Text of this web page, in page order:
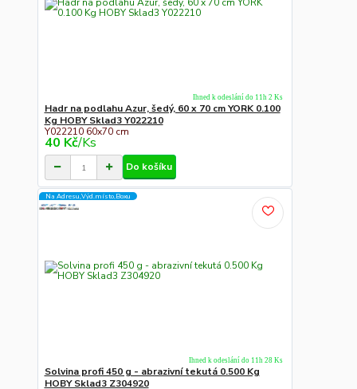
Hadr na podlahu Azur, šedý, 60 x 70 cm YORK 0.100
Kg HOBY Sklad3 Y022210
Y022210 60x70 cm
40 Kč/Ks
Ihned k odeslání do 11h 2 Ks
Do košíku
Na Adresu,Výd.místo,Boxu
Solvina profi 450 g - abrazivní tekutá 0.500 Kg
HOBY Sklad3 Z304920
Ihned k odeslání do 11h 28 Ks